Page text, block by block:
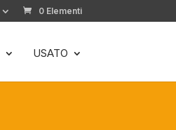
0 Elementi
USATO